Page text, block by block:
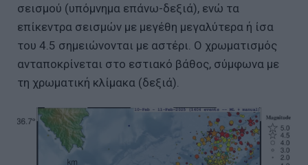
σεισμού (υπόμνημα επάνω-δεξιά), ενώ τα
επίκεντρα σεισμών με μεγέθη μεγαλύτερα ή ίσα
του 4.5 σημειώνονται με αστέρι. Ο χρωματισμός
ανταποκρίνεται στο εστιακό βάθος, σύμφωνα με
τη χρωματική κλίμακα (δεξιά).